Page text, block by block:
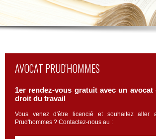
AVOCAT PRUD'HOMMES
1er rendez-vous gratuit avec un avocat
droit du travail
Vous venez d'être licencié et souhaitez aller
Prud'hommes ? Contactez-nous au :